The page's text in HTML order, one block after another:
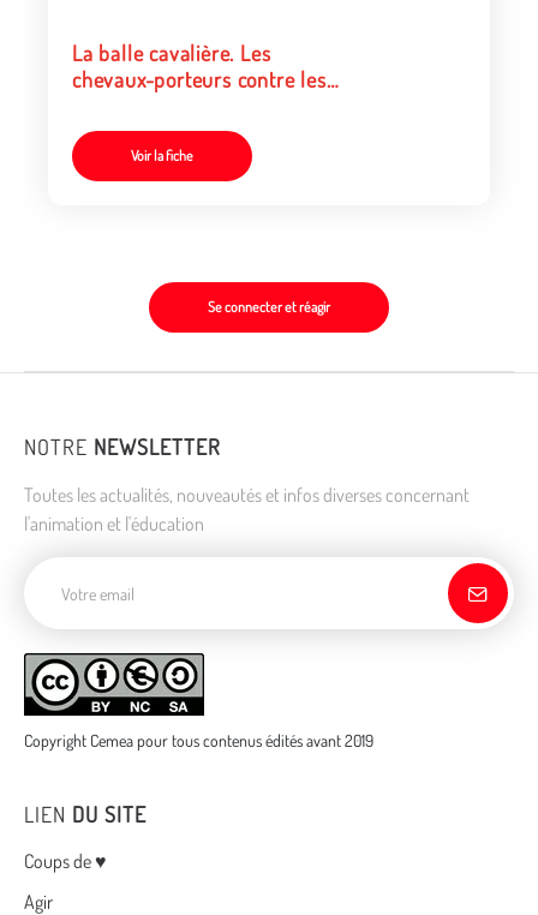
La balle cavalière. Les
chevaux-porteurs contre les
Voir la fiche
Se connecter et réagir
NOTRE NEWSLETTER
Toutes les actualités, nouveautés et infos diverses concernant
l'animation et l'éducation
Copyright Cemea pour tous contenus édités avant 2019
LIEN DU SITE
Menu
Coups de ♥
Agir